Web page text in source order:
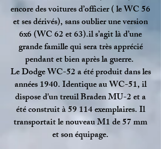
encore des voitures d’officier ( le WC 56
et ses dérivés), sans oublier une version
6x6 (WC 62 et 63).il s’agit là d’une
grande famille qui sera très apprécié
pendant et bien après la guerre.
Le Dodge WC-52 a été produit dans les
années 1940. Identique au WC-51, il
dispose d'un treuil Braden MU-2 et a
été construit à 59 114 exemplaires. Il
transportait le nouveau M1 de 57 mm
et son équipage.